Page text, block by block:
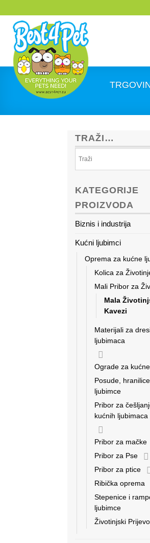
content
TRAŽI…
KATEGORIJE
PROIZVODA
Biznis i industrija
Kućni ljubimci
Oprema za kućne
Kolica za
Mali Pribor za
Mala
Kavezi
Materijali za
ljubimaca
Ograde za
Posude,
ljubimce
Pribor za
kućnih ljubimaca
Pribor za mačke
Pribor za Pse
Pribor za ptice
Ribička oprema
Stepenice i
ljubimce
Životinjski